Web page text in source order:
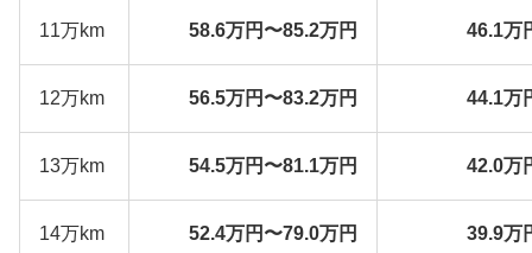
11万km 58.6万円〜85.2万円 46.1万
12万km 56.5万円〜83.2万円 44.1万
13万km 54.5万円〜81.1万円 42.0万
14万km 52.4万円〜79.0万円 39.9万